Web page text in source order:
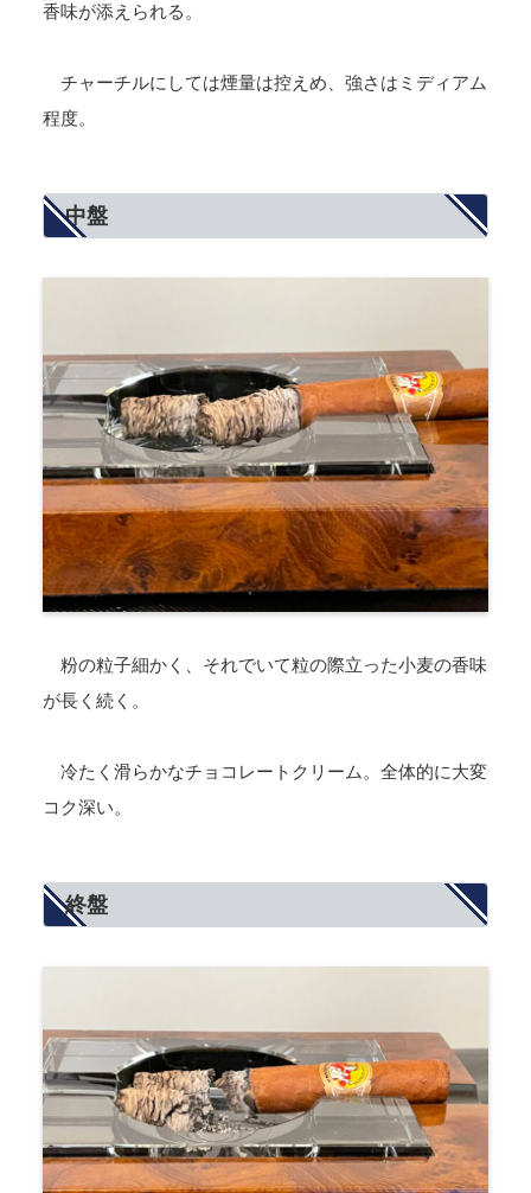
香味が添えられる。
チャーチルにしては煙量は控えめ、強さはミディアム
程度。
中盤
粉の粒子細かく、それでいて粒の際立った小麦の香味
が長く続く。
冷たく滑らかなチョコレートクリーム。全体的に大変
コク深い。
終盤